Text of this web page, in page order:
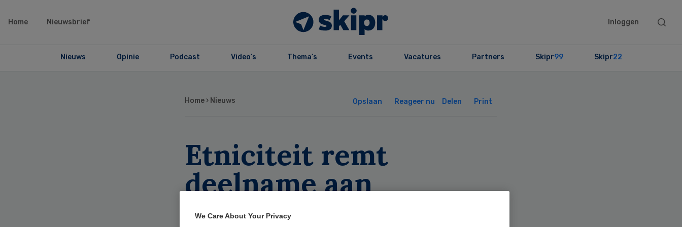
Home Nieuwsbrief Inloggen
Search
Nieuws Opinie Podcast Video’s Thema’s Events Vacatures Partners Skipr99 Skipr22
Home › Nieuws Opslaan Reageer nu Delen Print
Etniciteit remt
deelname aan
borstkankeronderzoek
We Care About Your Privacy